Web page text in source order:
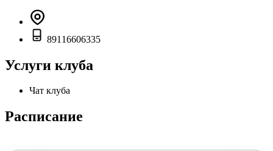
89116606335
Услуги клуба
Чат клуба
Расписание